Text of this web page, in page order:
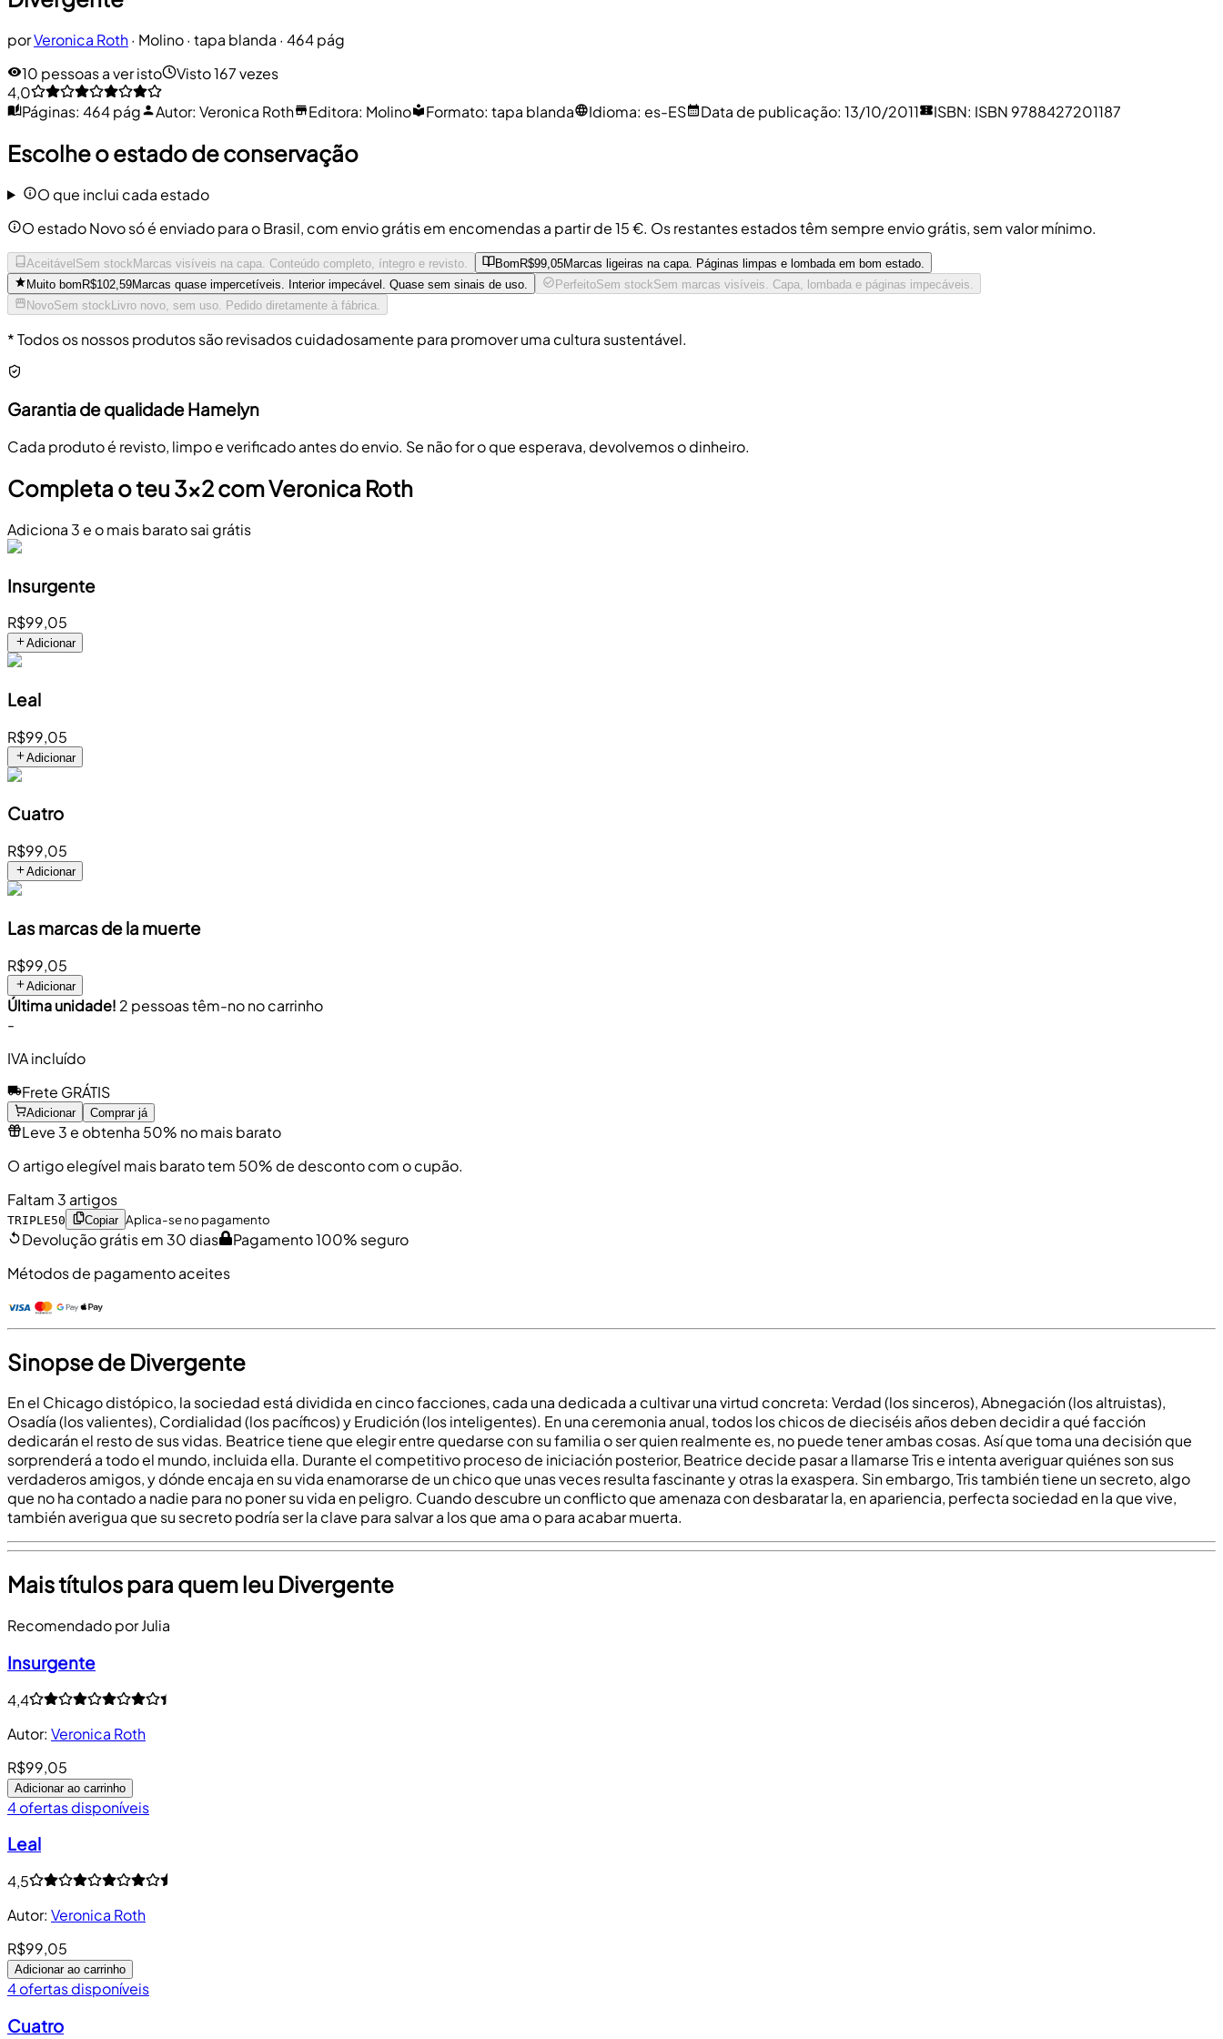
porVeronica Roth· Molino· tapa blanda · 464 pág
10 pessoas a ver isto
Visto 167 vezes
4,0
Páginas: 464 pág Autor: Veronica Roth Editora: Molino Formato: tapa blanda Idioma: es-ES Data de publicação: 13/10/2011 ISBN: ISBN 9788427201187
Escolhe o estado de conservação
O que inclui cada estado
O estado Novo só é enviado para o Brasil, com envio grátis em encomendas a partir de 15 €. Os restantes estados têm sempre envio grátis, sem valor mínimo.
AceitávelSem stockMarcas visíveis na capa. Conteúdo completo, íntegro e revisto. BomR$99,05Marcas ligeiras na capa. Páginas limpas e lombada em bom estado.
Muito bomR$102,59Marcas quase impercetíveis. Interior impecável. Quase sem sinais de uso. PerfeitoSem stockSem marcas visíveis. Capa, lombada e páginas impecáveis.
NovoSem stockLivro novo, sem uso. Pedido diretamente à fábrica.
* Todos os nossos produtos são revisados cuidadosamente para promover uma cultura sustentável.
Garantia de qualidade Hamelyn
Cada produto é revisto, limpo e verificado antes do envio. Se não for o que esperava, devolvemos o dinheiro.
Completa o teu 3x2 com Veronica Roth
Adiciona 3 e o mais barato sai grátis
Insurgente
R$99,05
Adicionar
Leal
R$99,05
Adicionar
Cuatro
R$99,05
Adicionar
Las marcas de la muerte
R$99,05
Adicionar
Última unidade! 2 pessoas têm-no no carrinho
-
IVA incluído
Frete GRÁTIS
Adicionar Comprar já
Leve 3 e obtenha 50% no mais barato
O artigo elegível mais barato tem 50% de desconto com o cupão.
Faltam 3 artigos
TRIPLE50 Copiar Aplica-se no pagamento
Devolução grátis em 30 dias
Pagamento 100% seguro
Métodos de pagamento aceites
Sinopse de Divergente
En el Chicago distópico, la sociedad está dividida en cinco facciones, cada una dedicada a cultivar una virtud concreta: Verdad (los sinceros), Abnegación (los altruistas),
Osadía (los valientes), Cordialidad (los pacíficos) y Erudición (los inteligentes). En una ceremonia anual, todos los chicos de dieciséis años deben decidir a qué facción
dedicarán el resto de sus vidas. Beatrice tiene que elegir entre quedarse con su familia o ser quien realmente es, no puede tener ambas cosas. Así que toma una decisión que
sorprenderá a todo el mundo, incluida ella. Durante el competitivo proceso de iniciación posterior, Beatrice decide pasar a llamarse Tris e intenta averiguar quiénes son sus
verdaderos amigos, y dónde encaja en su vida enamorarse de un chico que unas veces resulta fascinante y otras la exaspera. Sin embargo, Tris también tiene un secreto, algo
que no ha contado a nadie para no poner su vida en peligro. Cuando descubre un conflicto que amenaza con desbaratar la, en apariencia, perfecta sociedad en la que vive,
también averigua que su secreto podría ser la clave para salvar a los que ama o para acabar muerta.
Mais títulos para quem leu Divergente
Recomendado por Julia
Insurgente
4,4
Autor: Veronica Roth
R$99,05
Adicionar ao carrinho
4 ofertas disponíveis
Leal
4,5
Autor: Veronica Roth
R$99,05
Adicionar ao carrinho
4 ofertas disponíveis
Cuatro